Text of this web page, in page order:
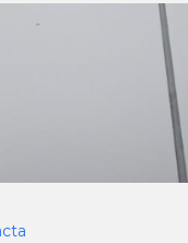
Dosificación de Cal